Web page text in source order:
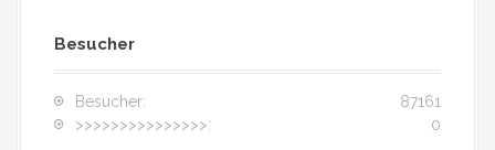
Besucher
87161
Besucher:
0
>>>>>>>>>>>>>>>: